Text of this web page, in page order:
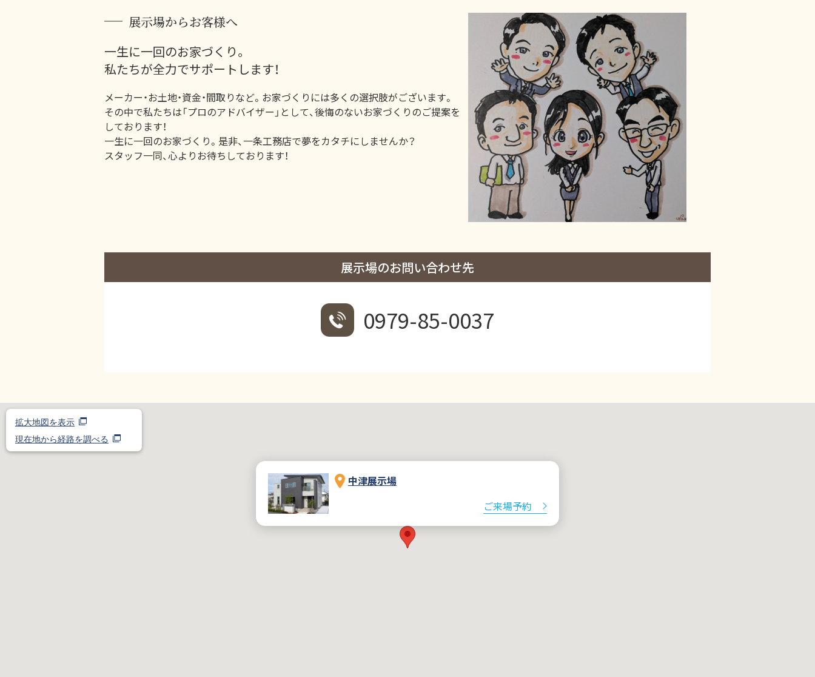
展示場からお客様へ
一生に一回のお家づくり。
私たちが全力でサポートします！
メーカー・お土地・資金・間取りなど。お家づくりには多くの選択肢がございます。
その中で私たちは「プロのアドバイザー」として、後悔のないお家づくりのご提案を
しております！
一生に一回のお家づくり。是非、一条工務店で夢をカタチにしませんか？
スタッフ一同、心よりお待ちしております！
展示場のお問い合わせ先
0979-85-0037
拡大地図を表示
現在地から経路を調べる
中津展示場
ご来場予約